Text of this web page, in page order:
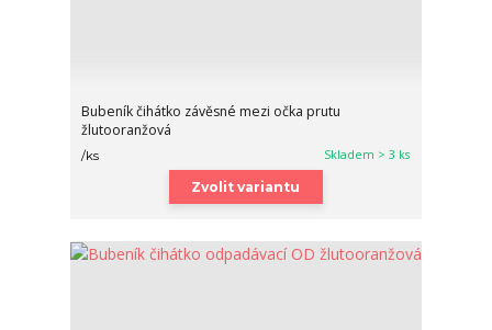
Bubeník čihátko závěsné mezi očka prutu
žlutooranžová
/ks Skladem > 3 ks
Zvolit variantu